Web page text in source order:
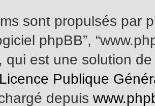
sont propulsés par
phpBB”,
qui est une solution
Licence Publique
depuis